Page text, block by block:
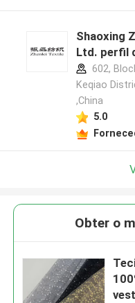
Shaoxing
Ltd. perfil
602,
Keqiao
,China
5.0
Obter o